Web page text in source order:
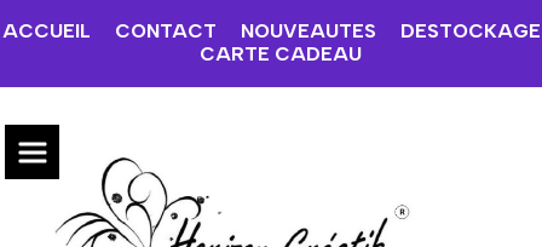
ACCUEIL CONTACT NOUVEAUTES
DESTOCKAGE
CARTE CADEAU